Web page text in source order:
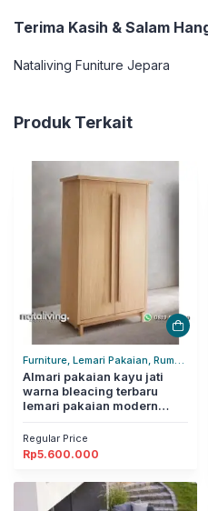
Terima Kasih & Salam
Nataliving Funiture Jepara
Produk Terkait
Furniture, Lemari Pakaian, Rumah
Tangga
Almari pakaian kayu jati
warna bleacing terbaru
lemari pakaian modern
Regular Price
Rp5.600.000